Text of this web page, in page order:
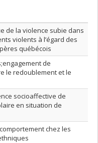
croissant
de la violence subie dans
violents à l’égard des
québécois
de
le redoublement et le
socioaffective de
en situation de
chez les